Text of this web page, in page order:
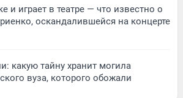
и играет в театре — что известно о
оскандалившейся на концерте
какую тайну хранит могила
вуза, которого обожали